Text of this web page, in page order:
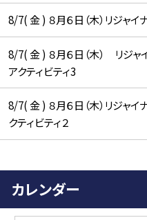
8/7( 金 ) ８月６日（木）リジャ
8/7( 金 ) ８月６日（木） リジ
アクティビティ3
8/7( 金 ) ８月６日（木）リジャ
クティビティ２
カレンダー